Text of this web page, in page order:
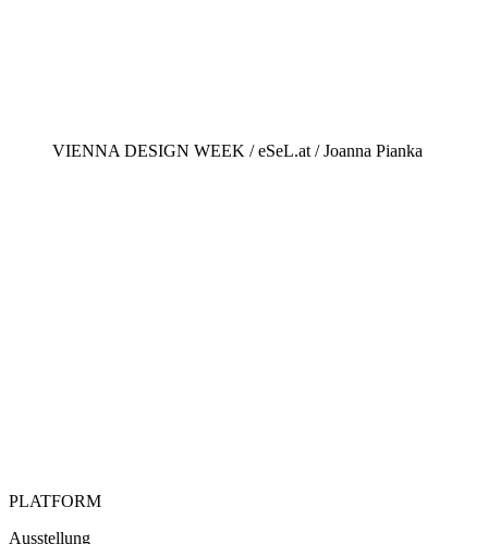
VIENNA DESIGN WEEK / eSeL.at / Joanna Pianka
PLATFORM
Ausstellung